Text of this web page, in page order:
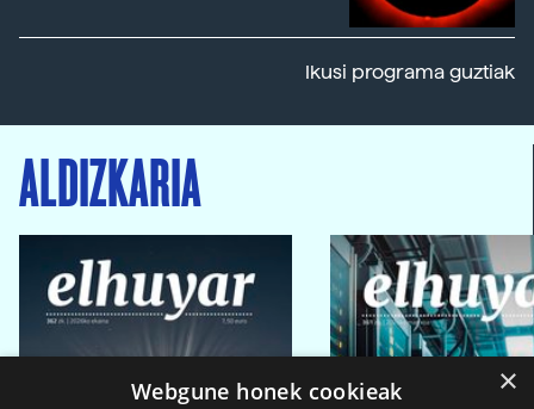
Ikusi programa guztiak
ALDIZKARIA
×
Webgune honek cookieak